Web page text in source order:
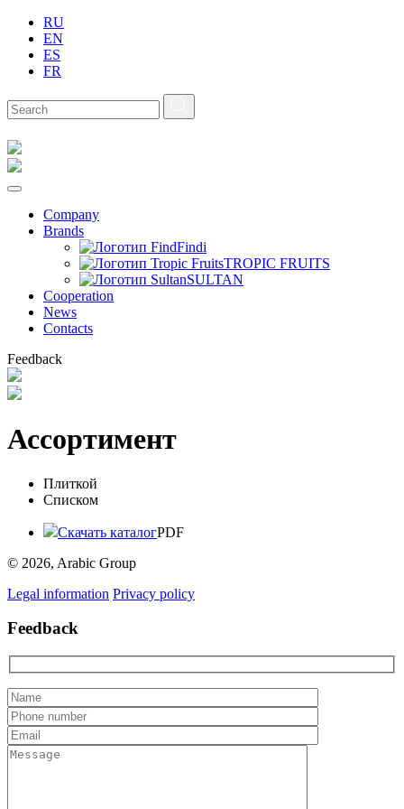
RU
EN
ES
FR
Company
Brands
Findi
TROPIC FRUITS
SULTAN
Сooperation
News
Contacts
Feedback
Ассортимент
Плиткой
Списком
Скачать каталогPDF
© 2026, Arabic Group
Legal information Privacy policy
Feedback